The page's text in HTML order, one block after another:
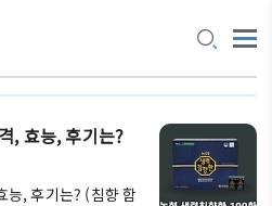
, 효능, 후기는?
능, 후기는? (침향 함